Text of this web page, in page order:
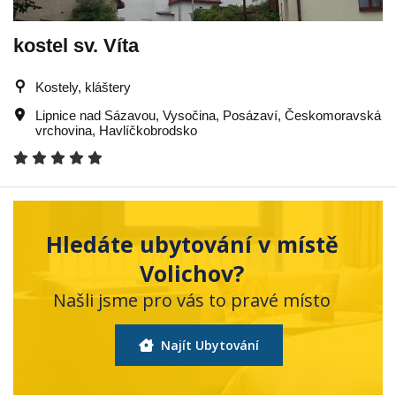
kostel sv. Víta
Kostely, kláštery
Lipnice nad Sázavou, Vysočina, Posázaví, Českomoravská
vrchovina, Havlíčkobrodsko
Hledáte ubytování v místě
Volichov?
Našli jsme pro vás to pravé místo
Najít Ubytování